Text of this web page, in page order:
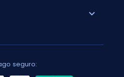
expand_more
seguro: